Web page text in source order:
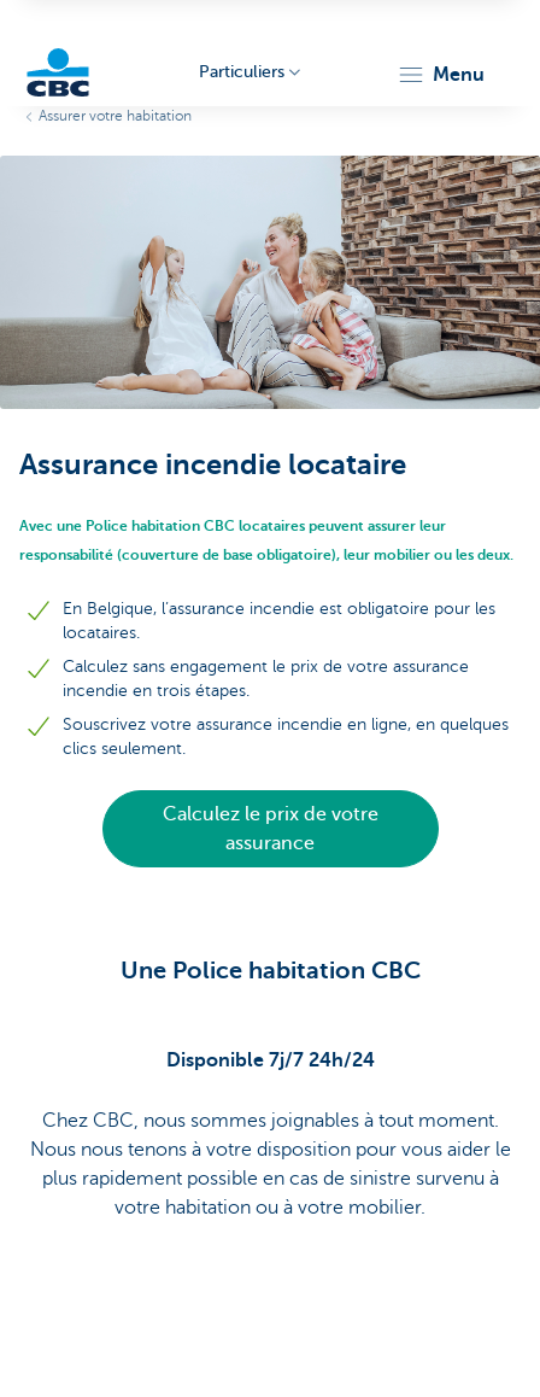
Particuliers menu
Assurer votre habitation
Assurance incendie locataire
Avec une Police habitation CBC locataires peuvent assurer leur
responsabilité (couverture de base obligatoire), leur mobilier ou les deux.
En Belgique, l’assurance incendie est obligatoire pour les
locataires.
Calculez sans engagement le prix de votre assurance
incendie en trois étapes.
Souscrivez votre assurance incendie en ligne, en quelques
clics seulement.
Calculez le prix de votre
assurance
Une Police habitation CBC
Disponible 7j/7 24h/24
Chez CBC, nous sommes joignables à tout moment.
Nous nous tenons à votre disposition pour vous aider le
plus rapidement possible en cas de sinistre survenu à
votre habitation ou à votre mobilier.